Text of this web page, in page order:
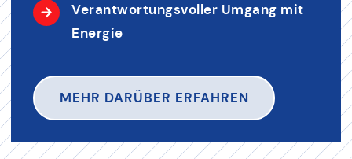
Verantwortungsvoller Umgang mit
Energie
MEHR DARÜBER ERFAHREN